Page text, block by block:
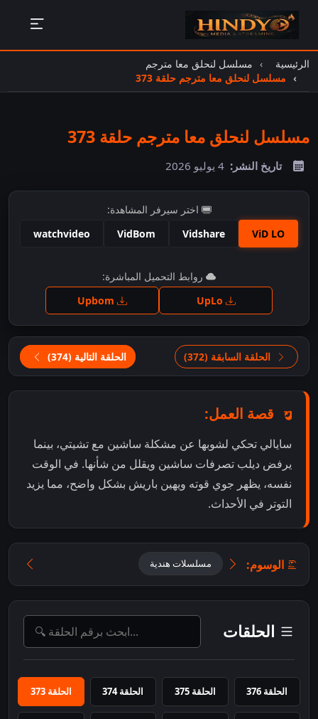
الرئيسية
مسلسل لنحلق معا مترجم
مسلسل لنحلق معا مترجم حلقة 373
مسلسل لنحلق معا مترجم حلقة 373
تاريخ النشر: 4 يوليو 2026
اختر سيرفر المشاهدة:
ViD LO
Vidshare
VidBom
watchvideo
اضغط للمشاهدة
روابط التحميل المباشرة:
الحلقة السابقة (372) الحلقة التالية (374)
قصة العمل:
سايالي تحكي لشوبها عن مشكلة ساشين مع تشيتي، بينما
يرفض ديلب تصرفات ساشين ويقلل من شأنها. في الوقت
نفسه، يظهر جوي قوته ويهين باريش بشكل واضح، مما يزيد
التوتر في الأحداث.
الوسوم: مسلسلات هندية
الحلقات
الحلقة 376 الحلقة 375 الحلقة 374 الحلقة 373